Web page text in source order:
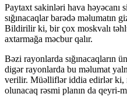
Paytaxt sakinləri hava həyəcanı
sığınacaqlar barədə məlumatın
Bildirilir ki, bir çox moskvalı
axtarmağa məcbur qalır.
Bəzi rayonlarda sığınacaqların
digər rayonlarda bu məlumat
verilir. Müəlliflər iddia edirlər ki,
olunacaq rəsmi planın da qeyri-